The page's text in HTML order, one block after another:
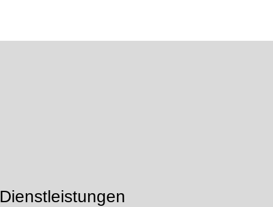
Dienstleistungen